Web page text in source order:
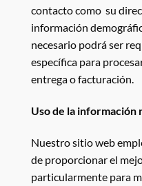
contacto como su
información
necesario podrá ser
específica para
entrega o facturación.
Uso de la información
Nuestro sitio web
de proporcionar el
particularmente para